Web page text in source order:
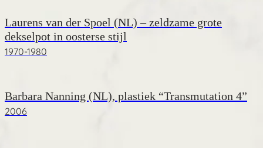
Laurens van der Spoel (NL) – zeldzame grote
dekselpot in oosterse stijl
1970-1980
Barbara Nanning (NL), plastiek “Transmutation 4”
2006